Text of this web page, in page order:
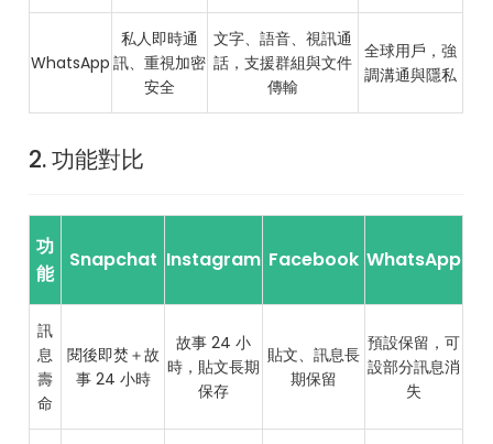
WhatsApp
私人即時通
訊、重視加密
安全
文字、語音、視訊通
話，支援群組與文件
傳輸
全球用戶，強
調溝通與隱私
2. 功能對比
功
能
Snapchat Instagram Facebook WhatsApp
訊
息
壽
命
閱後即焚＋故
事 24 小時
故事 24 小
時，貼文長期
保存
貼文、訊息長
期保留
預設保留，可
設部分訊息消
失